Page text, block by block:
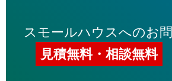
スモールハウスへのお
見積無料・相談無料